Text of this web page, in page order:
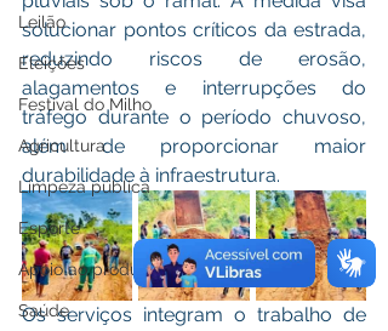
Leilão
Eleições
Festival do Milho
Agricultura
Limpeza pública
Esporte
Apoio ao produtor
Saúde
solucionar pontos críticos da estrada,
reduzindo riscos de erosão,
alagamentos e interrupções do
tráfego durante o período chuvoso,
além de proporcionar maior
durabilidade à infraestrutura.
Os serviços integram o trabalho de